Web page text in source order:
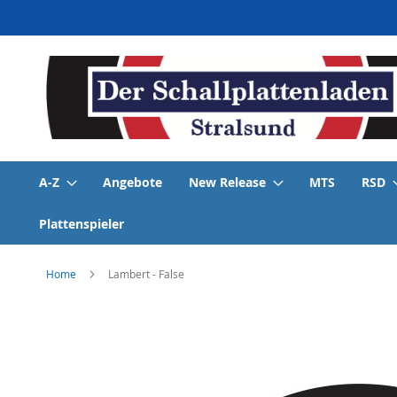
zum
Inhalt
A-Z Angebote New Release MTS RSD
Plattenspieler
Home Lambert - False